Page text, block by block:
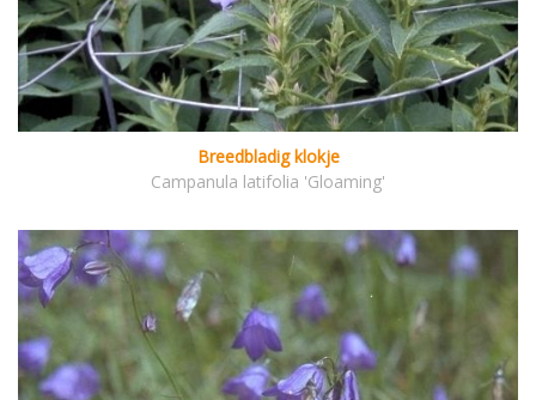
Breedbladig klokje
Campanula latifolia 'Gloaming'